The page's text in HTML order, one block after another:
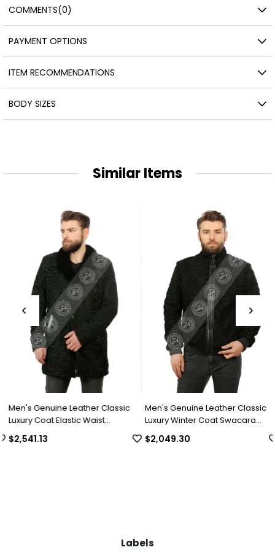
COMMENTS(0)
PAYMENT OPTIONS
ITEM RECOMMENDATIONS
BODY SIZES
Similar Items
Men's Genuine Leather Classic
Luxury Coat Elastic Waist
Complete Swacara Python Black
KLJ-1022-18481 FA1
$2,541.13
Men's Genuine Leather Classic
Luxury Winter Coat Swacara
Collar Alpaca Astrakhan
Underwear Python Black U-974-
$2,049.30
Labels